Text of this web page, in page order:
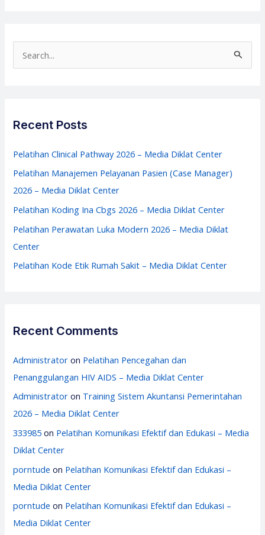
–
Media
e
f
o
r
Recent Posts
Pelatihan Clinical Pathway 2026 – Media Diklat Center
Pelatihan Manajemen Pelayanan Pasien (Case Manager)
2026 – Media Diklat Center
Pelatihan Koding Ina Cbgs 2026 – Media Diklat Center
Pelatihan Perawatan Luka Modern 2026 – Media Diklat
Center
Pelatihan Kode Etik Rumah Sakit – Media Diklat Center
Recent Comments
Administrator on Pelatihan Pencegahan dan
Penanggulangan HIV AIDS – Media Diklat Center
Administrator on Training Sistem Akuntansi Pemerintahan
2026 – Media Diklat Center
333985 on Pelatihan Komunikasi Efektif dan Edukasi – Media
Diklat Center
porntude on Pelatihan Komunikasi Efektif dan Edukasi –
Media Diklat Center
porntude on Pelatihan Komunikasi Efektif dan Edukasi –
Media Diklat Center